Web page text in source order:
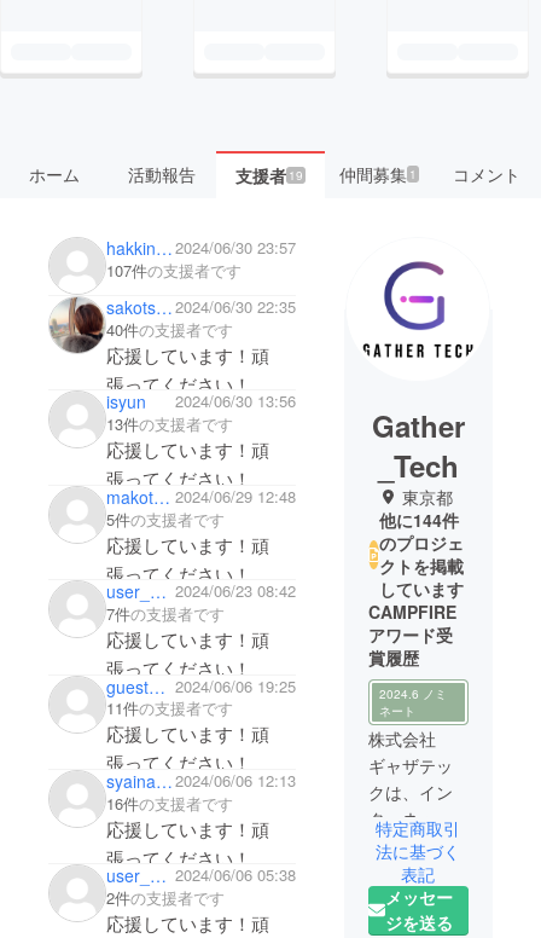
ホーム 活動報告 支援者 19 仲間募集 1 コメント
hakkinen22024/06/30 23:57
107件の支援者です
sakotsu52522024/06/30 22:35
40件の支援者です
応援しています！頑
張ってください！
isyun
2024/06/30 13:56
13件の支援者です
応援しています！頑
張ってください！
makoto2059 2024/06/29 12:48
5件の支援者です
応援しています！頑
張ってください！
user_db4bb86f45f4 2024/06/23 08:42
7件の支援者です
応援しています！頑
張ってください！
guest4343efc58664 2024/06/06 19:25
11件の支援者です
応援しています！頑
張ってください！
syainaria2024/06/06 12:13
16件の支援者です
応援しています！頑
張ってください！
user_119783e53434 2024/06/06 05:38
2件の支援者です
応援しています！頑
Gather
_Tech
東京都
他に144件
のプロジェ
クトを掲載
しています
CAMPFIRE
アワード受
賞履歴
2024.6 ノミ
ネート
株式会社
ギャザテッ
クは、イン
ターネット
を活用した
スマートな
次世代ライ
フスタイル
特定商取引
法に基づく
表記
メッセー
ジを送る